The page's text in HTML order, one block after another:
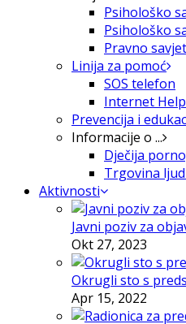
Psihološko
Psihološko
Pravno
Linija za pomoć
SOS telefon
Internet
Prevencija i
Informacije o ...
Dječija
Trgovina
Aktivnosti
Javni poziv za
Okt 27, 2023
Okrugli sto s
Apr 15, 2022